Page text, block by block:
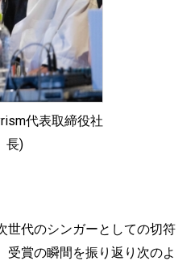
代表取締役社
長)
世代のシンガーとしての切符
受賞の瞬間を振り返り次のよ